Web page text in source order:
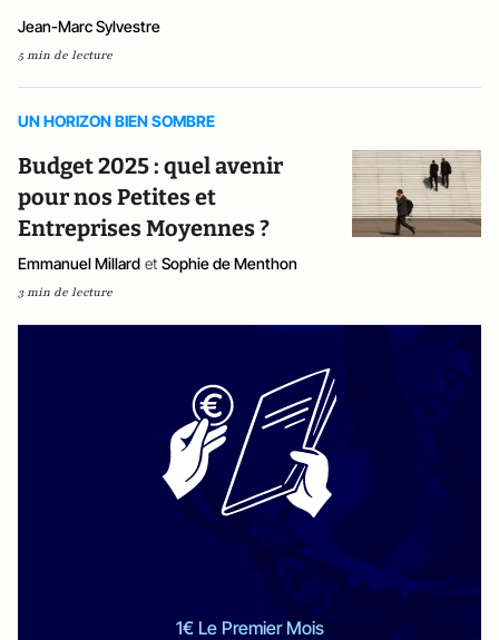
Jean-Marc Sylvestre
5 min de lecture
UN HORIZON BIEN SOMBRE
Budget 2025 : quel avenir
pour nos Petites et
Entreprises Moyennes ?
Emmanuel Millard et Sophie de Menthon
3 min de lecture
1€ Le Premier Mois